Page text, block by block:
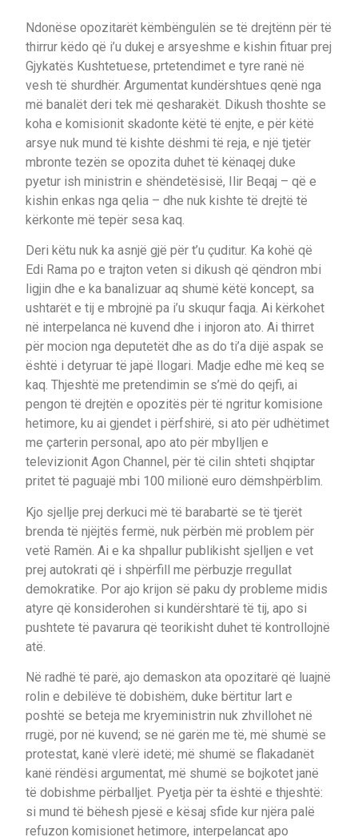
Ndonëse opozitarët këmbëngulën se të drejtënn për të
thirrur këdo që i’u dukej e arsyeshme e kishin fituar prej
Gjykatës Kushtetuese, prtetendimet e tyre ranë në
vesh të shurdhër. Argumentat kundërshtues qenë nga
më banalët deri tek më qesharakët. Dikush thoshte se
koha e komisionit skadonte këtë të enjte, e për këtë
arsye nuk mund të kishte dëshmi të reja, e një tjetër
mbronte tezën se opozita duhet të kënaqej duke
pyetur ish ministrin e shëndetësisë, Ilir Beqaj – që e
kishin enkas nga qelia – dhe nuk kishte të drejtë të
kërkonte më tepër sesa kaq.
Deri këtu nuk ka asnjë gjë për t’u çuditur. Ka kohë që
Edi Rama po e trajton veten si dikush që qëndron mbi
ligjin dhe e ka banalizuar aq shumë këtë koncept, sa
ushtarët e tij e mbrojnë pa i’u skuqur faqja. Ai kërkohet
në interpelanca në kuvend dhe i injoron ato. Ai thirret
për mocion nga deputetët dhe as do ti’a dijë aspak se
është i detyruar të japë llogari. Madje edhe më keq se
kaq. Thjeshtë me pretendimin se s’më do qejfi, ai
pengon të drejtën e opozitës për të ngritur komisione
hetimore, ku ai gjendet i përfshirë, si ato për udhëtimet
me çarterin personal, apo ato për mbylljen e
televizionit Agon Channel, për të cilin shteti shqiptar
pritet të paguajë mbi 100 milionë euro dëmshpërblim.
Kjo sjellje prej derkuci më të barabartë se të tjerët
brenda të njëjtës fermë, nuk përbën më problem për
vetë Ramën. Ai e ka shpallur publikisht sjelljen e vet
prej autokrati që i shpërfill me përbuzje rregullat
demokratike. Por ajo krijon së paku dy probleme midis
atyre që konsiderohen si kundërshtarë të tij, apo si
pushtete të pavarura që teorikisht duhet të kontrollojnë
atë.
Në radhë të parë, ajo demaskon ata opozitarë që luajnë
rolin e debilëve të dobishëm, duke bërtitur lart e
poshtë se beteja me kryeministrin nuk zhvillohet në
rrugë, por në kuvend; se në garën me të, më shumë se
protestat, kanë vlerë idetë; më shumë se flakadanët
kanë rëndësi argumentat, më shumë se bojkotet janë
të dobishme përballjet. Pyetja për ta është e thjeshtë:
si mund të bëhesh pjesë e kësaj sfide kur njëra palë
refuzon komisionet hetimore, interpelancat apo